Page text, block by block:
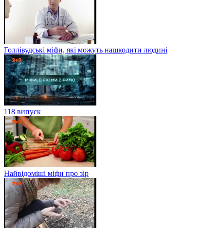
Голлівудські міфи, які можуть нашкодити людині
118 випуск
Найвідоміші міфи про зір